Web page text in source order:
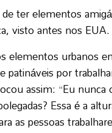
ter elementos
visto antes nos EUA.
elementos urbanos
​​por
assim: “Eu
Essa é a
as pessoas